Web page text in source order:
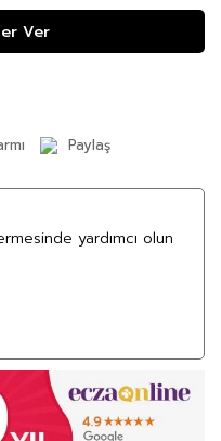
Ver
Paylaş
yardımcı olun